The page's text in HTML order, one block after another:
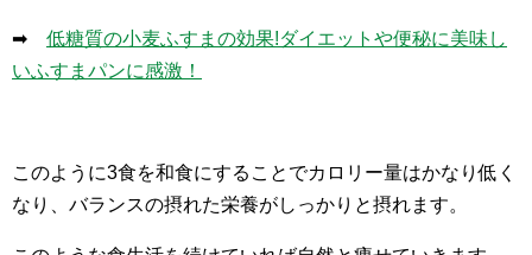
➡ 低糖質の小麦ふすまの効果!ダイエットや便秘に美味し
いふすまパンに感激！
このように3食を和食にすることでカロリー量はかなり低く
なり、バランスの摂れた栄養がしっかりと摂れます。